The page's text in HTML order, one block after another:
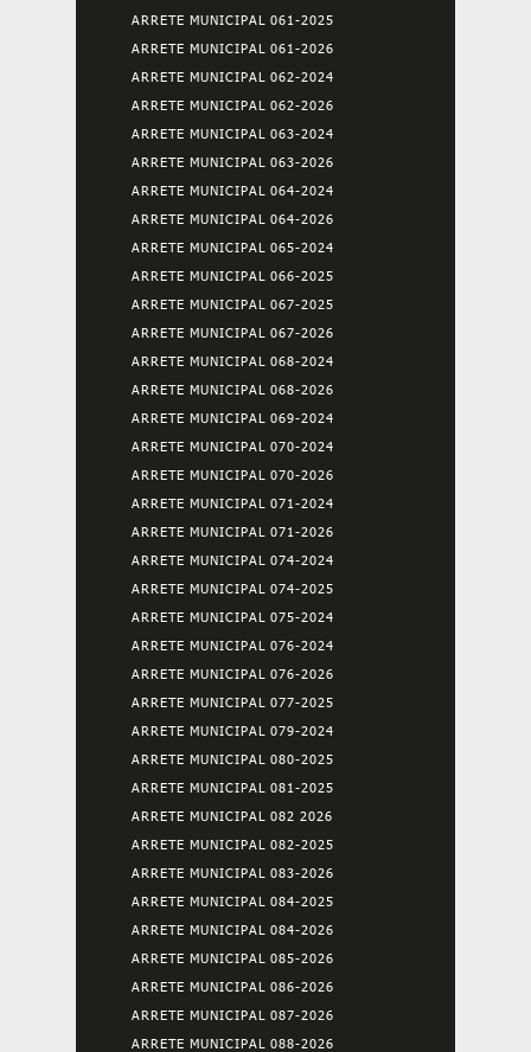
ARRETE MUNICIPAL 061-2025
ARRETE MUNICIPAL 061-2026
ARRETE MUNICIPAL 062-2024
ARRETE MUNICIPAL 062-2026
ARRETE MUNICIPAL 063-2024
ARRETE MUNICIPAL 063-2026
ARRETE MUNICIPAL 064-2024
ARRETE MUNICIPAL 064-2026
ARRETE MUNICIPAL 065-2024
ARRETE MUNICIPAL 066-2025
ARRETE MUNICIPAL 067-2025
ARRETE MUNICIPAL 067-2026
ARRETE MUNICIPAL 068-2024
ARRETE MUNICIPAL 068-2026
ARRETE MUNICIPAL 069-2024
ARRETE MUNICIPAL 070-2024
ARRETE MUNICIPAL 070-2026
ARRETE MUNICIPAL 071-2024
ARRETE MUNICIPAL 071-2026
ARRETE MUNICIPAL 074-2024
ARRETE MUNICIPAL 074-2025
ARRETE MUNICIPAL 075-2024
ARRETE MUNICIPAL 076-2024
ARRETE MUNICIPAL 076-2026
ARRETE MUNICIPAL 077-2025
ARRETE MUNICIPAL 079-2024
ARRETE MUNICIPAL 080-2025
ARRETE MUNICIPAL 081-2025
ARRETE MUNICIPAL 082 2026
ARRETE MUNICIPAL 082-2025
ARRETE MUNICIPAL 083-2026
ARRETE MUNICIPAL 084-2025
ARRETE MUNICIPAL 084-2026
ARRETE MUNICIPAL 085-2026
ARRETE MUNICIPAL 086-2026
ARRETE MUNICIPAL 087-2026
ARRETE MUNICIPAL 088-2026